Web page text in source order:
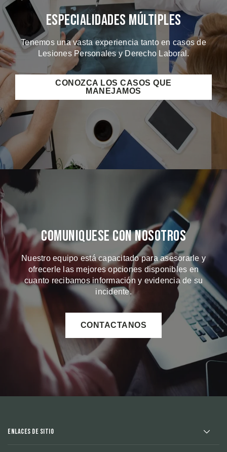
Especialidades Múltiples
Tenemos una vasta experiencia tanto en casos de
Lesiones Personales y Derecho Laboral.
CONOZCA LOS CASOS QUE
MANEJAMOS
Comuniquese Con Nosotros
Nuestro equipo está capacitado para asesorarle y
ofrecerle las mejores opciones disponibles en
cuanto recibamos información y evidencia de su
incidente.
CONTACTANOS
Enlaces de sitio